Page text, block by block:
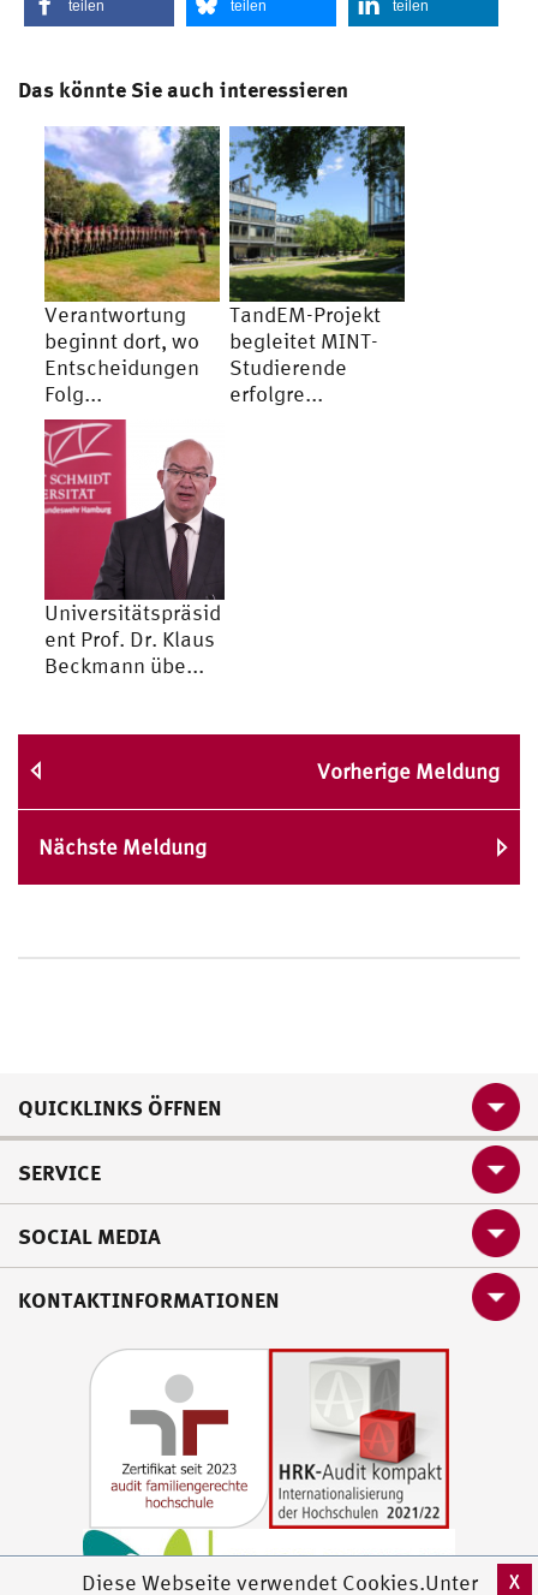
Diese Webseite verwendet Cookies.Unter X
teilen teilen teilen
Das könnte Sie auch interessieren
Verantwortung
beginnt dort, wo
Entscheidungen
Folg...
TandEM-Projekt
begleitet MINT-
Studierende
erfolgre...
Universitätspräsid
ent Prof. Dr. Klaus
Beckmann übe...
Vorherige Meldung
Nächste Meldung
QUICKLINKS ÖFFNEN
SERVICE
SOCIAL MEDIA
KONTAKTINFORMATIONEN